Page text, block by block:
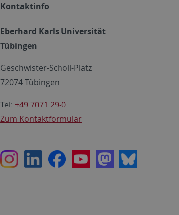
Kontaktinfo
Eberhard Karls Universität
Tübingen
Geschwister-Scholl-Platz
72074 Tübingen
Tel: +49 7071 29-0
Zum Kontaktformular
InstagramLinkedInFacebookYoutubeMastodon
Bluesky